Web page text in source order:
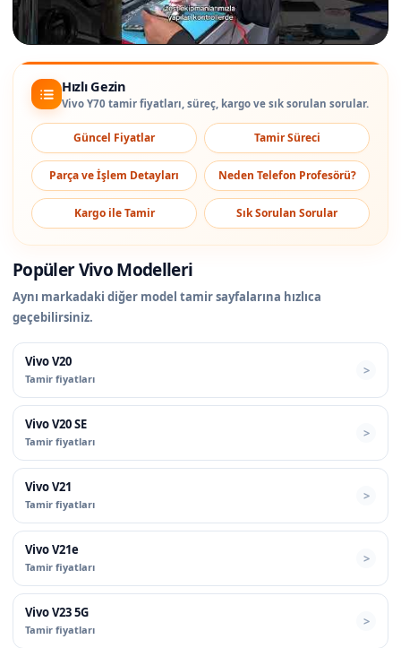
Hızlı Gezin
Vivo Y70 tamir fiyatları, süreç, kargo ve sık sorulan sorular.
Güncel Fiyatlar Tamir Süreci
Parça ve İşlem Detayları Neden Telefon Profesörü?
Kargo ile Tamir Sık Sorulan Sorular
Popüler Vivo Modelleri
Aynı markadaki diğer model tamir sayfalarına hızlıca
geçebilirsiniz.
Vivo V20
Tamir fiyatları
Vivo V20 SE
Tamir fiyatları
Vivo V21
Tamir fiyatları
Vivo V21e
Tamir fiyatları
Vivo V23 5G
Tamir fiyatları